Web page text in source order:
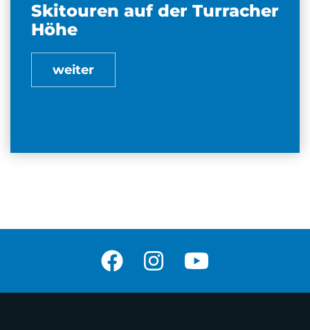
Skitouren auf der Turracher
Höhe
weiter